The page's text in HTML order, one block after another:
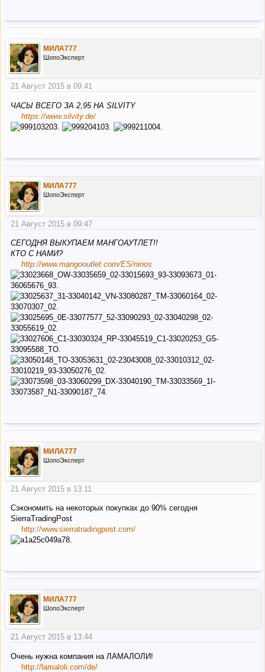
МИЛА777
ШопоЭксперт
21 Август 2015 в 09:41
ЧАСЫ ВСЕГО ЗА 2,95 НА SILVITY
https://www.silvity.de/
МИЛА777
ШопоЭксперт
21 Август 2015 в 09:47
СЕГОДНЯ ВЫКУПАЕМ МАНГОАУТЛЕТ!!
КТО С НАМИ?
http://www.mangooutlet.com/ES/ninos
МИЛА777
ШопоЭксперт
21 Август 2015 в 13:11
Сэкономить на некоторых покупках до 90% сегодня
SierraTradingPost
http://www.sierratradingpost.com/
МИЛА777
ШопоЭксперт
21 Август 2015 в 13:44
Очень нужна компания на ЛАМАЛОЛИ!
http://lamaloli.com/de/